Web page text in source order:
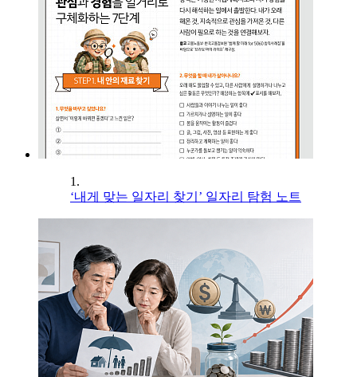
1.
‘내게 맞는 일자리 찾기’ 일자리 탐험 노트